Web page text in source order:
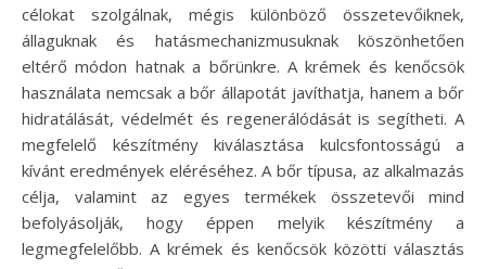
célokat szolgálnak, mégis különböző összetevőiknek,
állaguknak és hatásmechanizmusuknak köszönhetően
eltérő módon hatnak a bőrünkre. A krémek és kenőcsök
használata nemcsak a bőr állapotát javíthatja, hanem a bőr
hidratálását, védelmét és regenerálódását is segítheti. A
megfelelő készítmény kiválasztása kulcsfontosságú a
kívánt eredmények eléréséhez. A bőr típusa, az alkalmazás
célja, valamint az egyes termékek összetevői mind
befolyásolják, hogy éppen melyik készítmény a
legmegfelelőbb. A krémek és kenőcsök közötti választás